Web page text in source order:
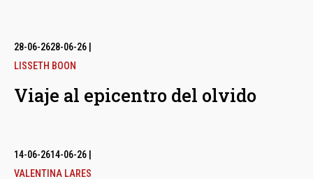
28-06-2628-06-26
LISSETH BOON
Viaje al epicentro del olvido
14-06-2614-06-26
VALENTINA LARES